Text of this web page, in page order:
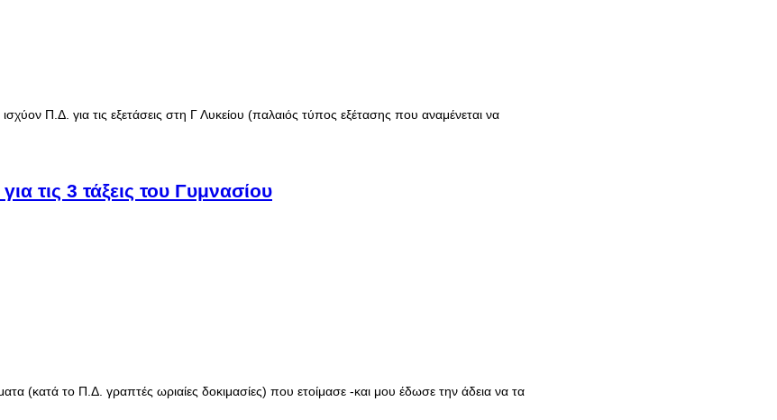
Π.Δ. για τις εξετάσεις στη Γ Λυκείου (παλαιός τύπος εξέτασης που αναμένεται να
τις 3 τάξεις του Γυμνασίου
(κατά το Π.Δ. γραπτές ωριαίες δοκιμασίες) που ετοίμασε -και μου έδωσε την άδεια να τα